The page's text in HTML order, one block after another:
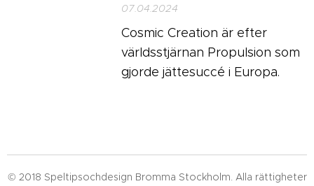
07.04.2024
Cosmic Creation är efter
världsstjärnan Propulsion som
gjorde jättesuccé i Europa.
© 2018 Speltipsochdesign Bromma Stockholm. Alla rättigheter